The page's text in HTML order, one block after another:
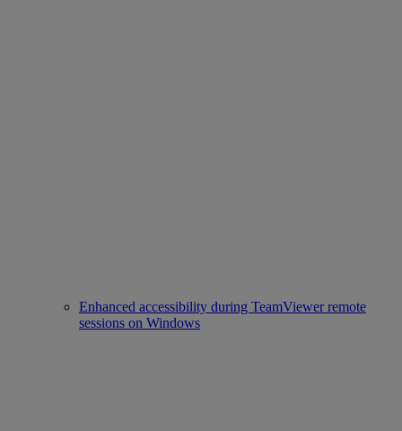
Enhanced accessibility during TeamViewer remote
sessions on Windows